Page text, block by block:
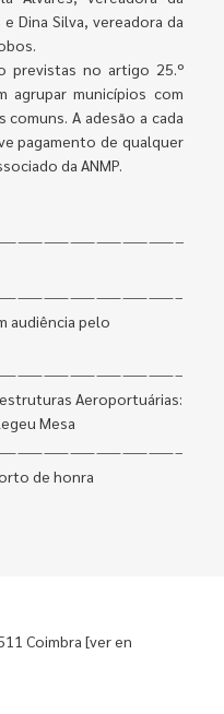
Dina Silva, vereadora da
previstas no artigo 25.º
agrupar municípios com
A adesão a cada
pagamento de qualquer
da ANMP.
audiência pelo
Aeroportuárias:
Mesa
de honra
Coimbra[ver en